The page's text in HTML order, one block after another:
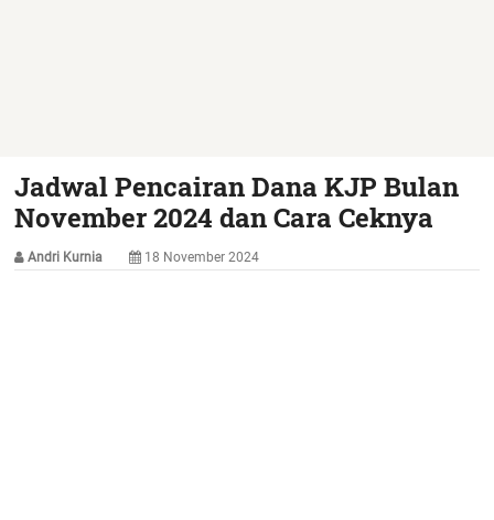
Jadwal Pencairan Dana KJP Bulan
November 2024 dan Cara Ceknya
Andri Kurnia 18 November 2024